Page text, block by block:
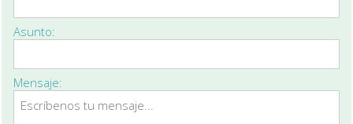
Asunto:
Mensaje: